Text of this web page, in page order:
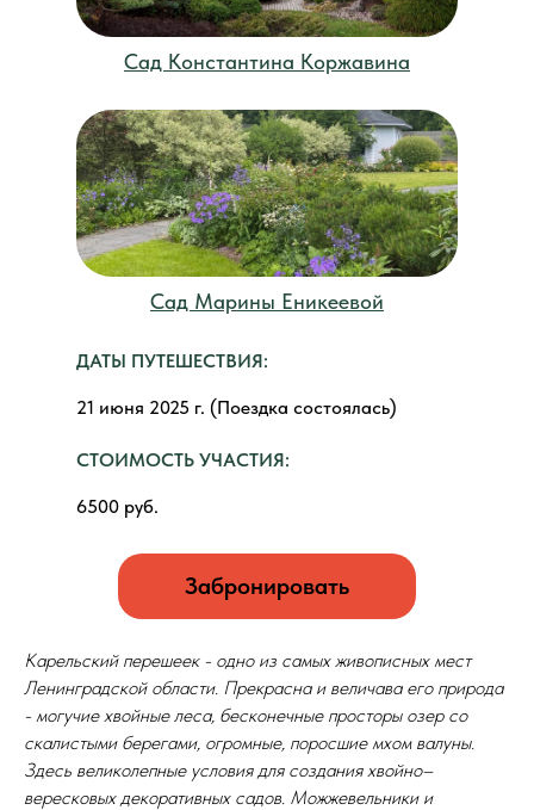
СТОИМОСТЬ УЧАСТИЯ:
ДАТЫ ПУТЕШЕСТВИЯ:
Сад Константина Коржавина
Сад Марины Еникеевой
Забронировать
21 июня 2025 г. (Поездка состоялась)
6500 руб.
Карельский перешеек - одно из самых живописных мест
Ленинградской области. Прекрасна и величава его природа
- могучие хвойные леса, бесконечные просторы озер со
скалистыми берегами, огромные, поросшие мхом валуны.
Здесь великолепные условия для создания хвойно–
вересковых декоративных садов. Можжевельники и